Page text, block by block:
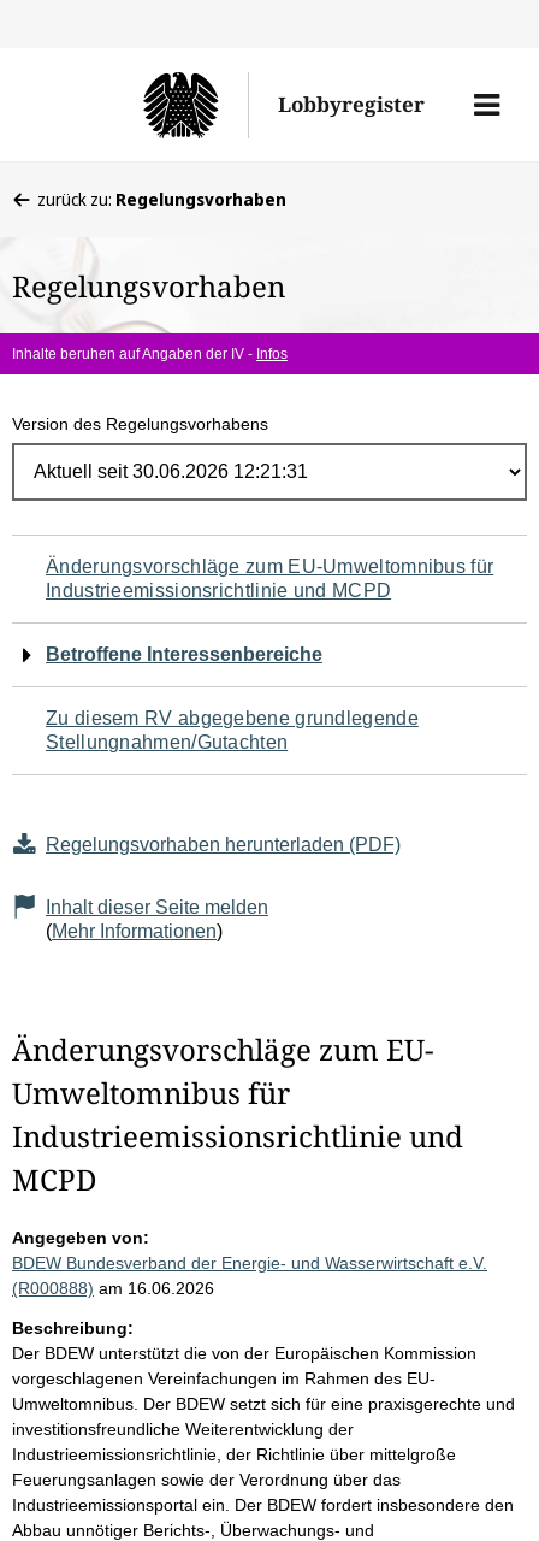
Lobbyregister
Menü
befinden
hier:
zurück zu: Regelungsvorhaben
Regelungsvorhaben
Inhalte beruhen auf Angaben der IV - Infos
Version des Regelungsvorhabens
Navigation
für
den
Seiteninhalt
Änderungsvorschläge zum EU-Umweltomnibus für
Industrieemissionsrichtlinie und MCPD
Betroffene Interessenbereiche
Zu diesem RV abgegebene grundlegende
Stellungnahmen/Gutachten
Regelungsvorhaben herunterladen (PDF)
Inhalt dieser Seite melden
(Mehr Informationen)
Änderungsvorschläge zum EU-
Umweltomnibus für
Industrieemissionsrichtlinie und
MCPD
Angegeben von:
BDEW Bundesverband der Energie- und Wasserwirtschaft e.V.
(R000888) am 16.06.2026
Beschreibung:
Der BDEW unterstützt die von der Europäischen Kommission
vorgeschlagenen Vereinfachungen im Rahmen des EU-
Umweltomnibus. Der BDEW setzt sich für eine praxisgerechte und
investitionsfreundliche Weiterentwicklung der
Industrieemissionsrichtlinie, der Richtlinie über mittelgroße
Feuerungsanlagen sowie der Verordnung über das
Industrieemissionsportal ein. Der BDEW fordert insbesondere den
Abbau unnötiger Berichts-, Überwachungs- und